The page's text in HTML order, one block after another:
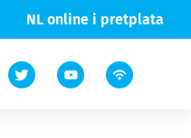
NL online i pretplata